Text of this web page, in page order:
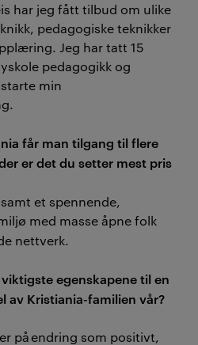
har jeg fått tilbud om ulike
pedagogiske teknikker
Jeg har tatt 15
pedagogikk og
min
får man tilgang til flere
er det du setter mest pris
et spennende,
med masse åpne folk
nettverk.
egenskapene til en
av Kristiania-familien vår?
på endring som positivt,